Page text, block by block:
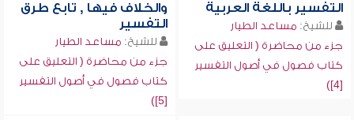
التفسير باللغة العربية
للشيخ: مساعد الطيار
جزء من محاضرة ( التعليق على
كتاب فصول في أصول التفسير
[4])
والخلاف فيها , تابع طرق
التفسير
للشيخ: مساعد الطيار
جزء من محاضرة ( التعليق على
كتاب فصول في أصول التفسير
[5])